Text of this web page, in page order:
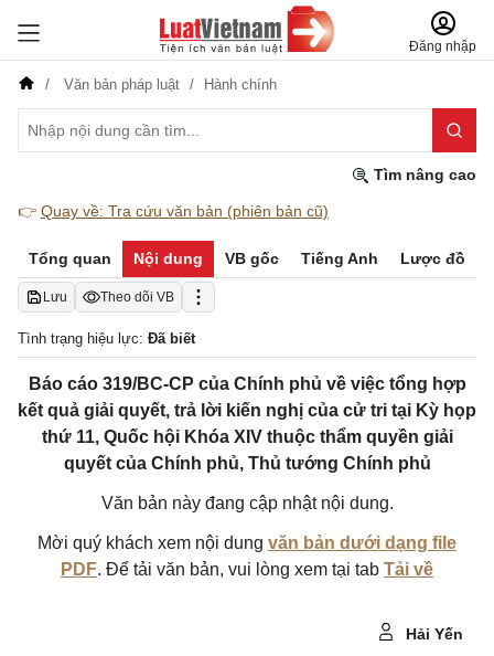
Đăng nhập
Văn bản pháp luật Hành chính
Tìm nâng cao
👉 Quay về: Tra cứu văn bản (phiên bản cũ)
Tổng quan Nội dung VB gốc Tiếng Anh Lược đồ
Lưu Theo dõi VB
Tình trạng hiệu lực: Đã biết
Báo cáo 319/BC-CP của Chính phủ về việc tổng hợp
kết quả giải quyết, trả lời kiến nghị của cử tri tại Kỳ họp
thứ 11, Quốc hội Khóa XIV thuộc thẩm quyền giải
quyết của Chính phủ, Thủ tướng Chính phủ
Văn bản này đang cập nhật nội dung.
Mời quý khách xem nội dung văn bản dưới dạng file
PDF. Để tải văn bản, vui lòng xem tại tab Tải về
Hải Yến